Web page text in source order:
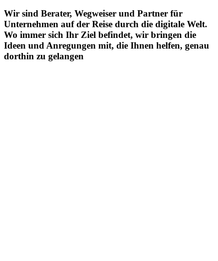
Wir sind Berater, Wegweiser und Partner für
Unternehmen auf der Reise durch die digitale Welt.
Wo immer sich Ihr Ziel befindet, wir bringen die
Ideen und Anregungen mit, die Ihnen helfen, genau
dorthin zu gelangen